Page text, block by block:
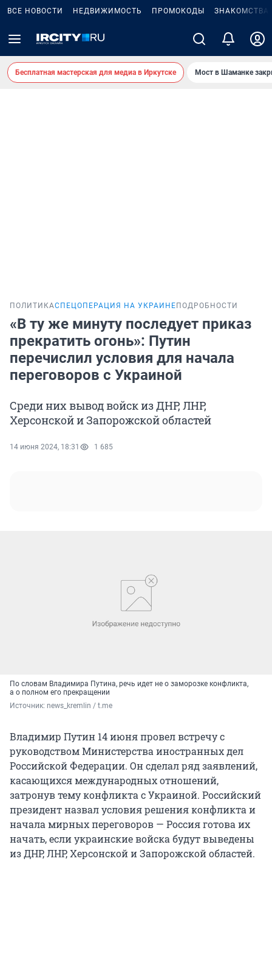
ВСЕ НОВОСТИ НЕДВИЖИМОСТЬ ПРОМОКОДЫ ЗНАКОМСТВА
Бесплатная мастерская для медиа в Иркутске Мост в Шаманке
ПОЛИТИКАСПЕЦОПЕРАЦИЯ НА УКРАИНЕ ПОДРОБНОСТИ
«В ту же минуту последует приказ
прекратить огонь»: Путин
перечислил условия для начала
переговоров с Украиной
Среди них вывод войск из ДНР, ЛНР,
Херсонской и Запорожской областей
14 июня 2024, 18:31 1 685
По словам Владимира Путина, речь идет не о заморозке конфликта,
а о полном его прекращении
Источник: news_kremlin / t.me
Владимир Путин 14 июня провел встречу с
руководством Министерства иностранных дел
Российской Федерации. Он сделал ряд заявлений,
касающихся международных отношений,
затронув тему конфликта с Украиной. Российский
президент назвал условия решения конфликта и
начала мирных переговоров — Россия готова их
начать, если украинские войска будут выведены
из ДНР, ЛНР, Херсонской и Запорожской областей.